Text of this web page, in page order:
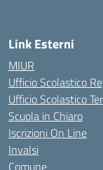
Link Esterni
MIUR
Ufficio Scolastico
Ufficio Scolastico
Scuola in Chiaro
Iscrizioni On Line
Invalsi
Comune